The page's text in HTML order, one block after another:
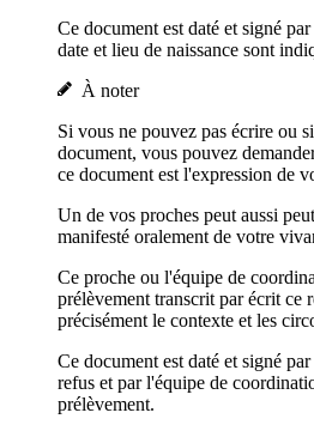
Ce document est daté et signé
date et lieu de naissance sont
À noter
Si vous ne pouvez pas écrire ou
document, vous pouvez
ce document est l'expression de
Un de vos proches peut aussi
manifesté oralement de votre
Ce proche ou l'équipe de
prélèvement transcrit par écrit ce
précisément le contexte et les
Ce document est daté et signé
refus et par l'équipe de
prélèvement.